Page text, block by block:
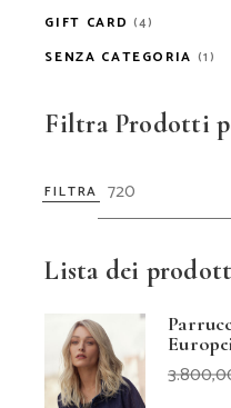
GIFT CARD (4)
SENZA CATEGORIA (1)
Filtra Prodotti
FILTRA
Lista dei